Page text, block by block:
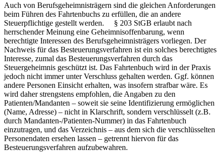
Auch von Berufsgeheimnisträgern sind die gleichen Anforderungen
beim Führen des Fahrtenbuchs zu erfüllen, die an andere
Steuerpflichtige gestellt werden. § 203 StGB erlaubt nach
herrschender Meinung eine Geheimnisoffenbarung, wenn
berechtigte Interessen des Berufsgeheimnisträgers vorliegen. Der
Nachweis für das Besteuerungsverfahren ist ein solches berechtigtes
Interesse, zumal das Besteuerungsverfahren durch das
Steuergeheimnis geschützt ist. Das Fahrtenbuch wird in der Praxis
jedoch nicht immer unter Verschluss gehalten werden. Ggf. können
andere Personen Einsicht erhalten, was insofern strafbar wäre. Es
wird daher strengstens empfohlen, die Angaben zu den
Patienten/Mandanten – soweit sie seine Identifizierung ermöglichen
(Name, Adresse) – nicht in Klarschrift, sondern verschlüsselt (z.B.
durch Mandanten-/Patienten-Nummer) in das Fahrtenbuch
einzutragen, und das Verzeichnis – aus dem sich die verschlüsselten
Personendaten ersehen lassen – getrennt hiervon für das
Besteuerungsverfahren aufzubewahren.